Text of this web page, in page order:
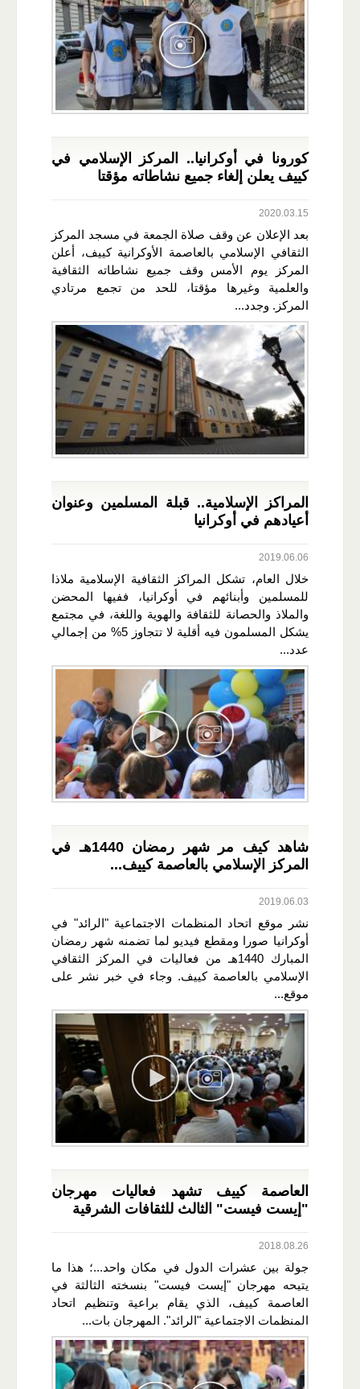
كورونا في أوكرانيا.. المركز الإسلامي في
كييف يعلن إلغاء جميع نشاطاته مؤقتا
2020.03.15
بعد الإعلان عن وقف صلاة الجمعة في مسجد المركز
الثقافي الإسلامي بالعاصمة الأوكرانية كييف، أعلن
المركز يوم الأمس وقف جميع نشاطاته الثقافية
والعلمية وغيرها مؤقتا، للحد من تجمع مرتادي
المركز. وجدد...
المراكز الإسلامية.. قبلة المسلمين وعنوان
أعيادهم في أوكرانيا
2019.06.06
خلال العام، تشكل المراكز الثقافية الإسلامية ملاذا
للمسلمين وأبنائهم في أوكرانيا، ففيها المحضن
والملاذ والحصانة للثقافة والهوية واللغة، في مجتمع
يشكل المسلمون فيه أقلية لا تتجاوز 5% من إجمالي
عدد...
شاهد كيف مر شهر رمضان 1440هـ في
المركز الإسلامي بالعاصمة كييف...
2019.06.03
نشر موقع اتحاد المنظمات الاجتماعية "الرائد" في
أوكرانيا صورا ومقطع فيديو لما تضمنه شهر رمضان
المبارك 1440هـ من فعاليات في المركز الثقافي
الإسلامي بالعاصمة كييف. وجاء في خبر نشر على
موقع...
العاصمة كييف تشهد فعاليات مهرجان
"إيست فيست" الثالث للثقافات الشرقية
2018.08.26
جولة بين عشرات الدول في مكان واحد...؛ هذا ما
يتيحه مهرجان "إيست فيست" بنسخته الثالثة في
العاصمة كييف، الذي يقام براعية وتنظيم اتحاد
المنظمات الاجتماعية "الرائد". المهرجان بات...